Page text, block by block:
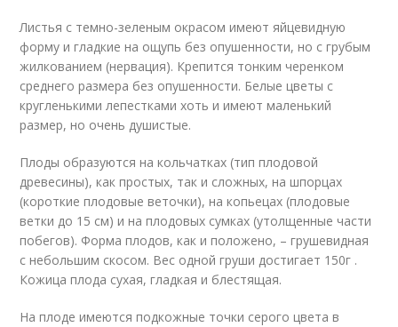
Листья с темно-зеленым окрасом имеют яйцевидную
форму и гладкие на ощупь без опушенности, но с грубым
жилкованием (нервация). Крепится тонким черенком
среднего размера без опушенности. Белые цветы с
кругленькими лепестками хоть и имеют маленький
размер, но очень душистые.
Плоды образуются на кольчатках (тип плодовой
древесины), как простых, так и сложных, на шпорцах
(короткие плодовые веточки), на копьецах (плодовые
ветки до 15 см) и на плодовых сумках (утолщенные части
побегов). Форма плодов, как и положено, – грушевидная
с небольшим скосом. Вес одной груши достигает 150г .
Кожица плода сухая, гладкая и блестящая.
На плоде имеются подкожные точки серого цвета в